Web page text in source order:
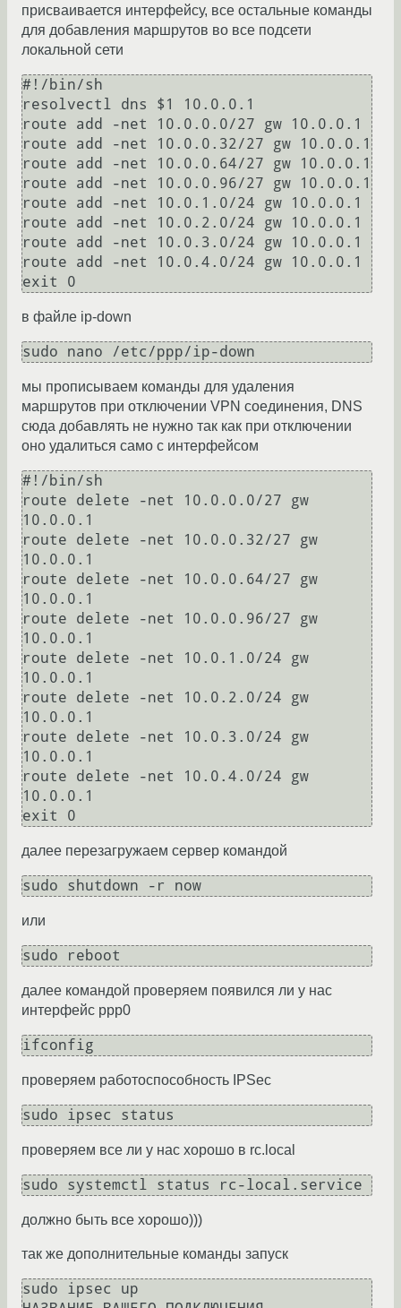
присваивается интерфейсу, все остальные команды
для добавления маршрутов во все подсети
локальной сети
#!/bin/sh
resolvectl dns $1 10.0.0.1
route add -net 10.0.0.0/27 gw 10.0.0.1
route add -net 10.0.0.32/27 gw 10.0.0.1
route add -net 10.0.0.64/27 gw 10.0.0.1
route add -net 10.0.0.96/27 gw 10.0.0.1
route add -net 10.0.1.0/24 gw 10.0.0.1
route add -net 10.0.2.0/24 gw 10.0.0.1
route add -net 10.0.3.0/24 gw 10.0.0.1
route add -net 10.0.4.0/24 gw 10.0.0.1
в файле ip-down
мы прописываем команды для удаления
маршрутов при отключении VPN соединения, DNS
сюда добавлять не нужно так как при отключении
оно удалиться само с интерфейсом
#!/bin/sh
route delete -net 10.0.0.0/27 gw
10.0.0.1
route delete -net 10.0.0.32/27 gw
10.0.0.1
route delete -net 10.0.0.64/27 gw
10.0.0.1
route delete -net 10.0.0.96/27 gw
10.0.0.1
route delete -net 10.0.1.0/24 gw
10.0.0.1
route delete -net 10.0.2.0/24 gw
10.0.0.1
route delete -net 10.0.3.0/24 gw
10.0.0.1
route delete -net 10.0.4.0/24 gw
10.0.0.1
далее перезагружаем сервер командой
или
далее командой проверяем появился ли у нас
интерфейс ppp0
проверяем работоспособность IPSec
проверяем все ли у нас хорошо в rc.local
должно быть все хорошо)))
так же дополнительные команды запуск
sudo ipsec up